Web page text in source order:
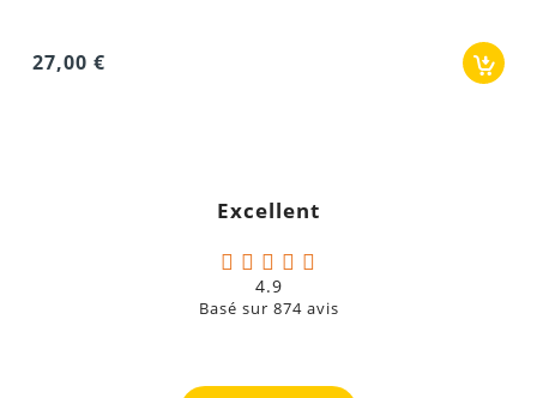
Excellent
4.9
Basé sur 874avis